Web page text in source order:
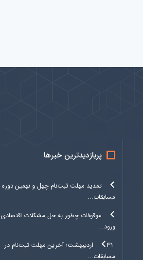
پربازدیدترین خبرها
تمدید مهلت ثبت‌نام چهل و نهمین دوره
مسابقات...
موقوفات چطور به حل مشکلات اقتصادی
ورود...
۳۱ اردیبهشت؛ آخرین مهلت ثبت‌نام در
مسابقات...